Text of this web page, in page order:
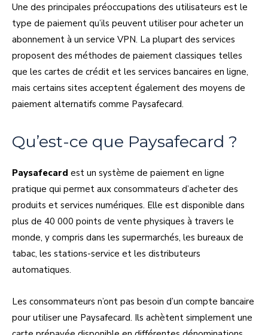
Une des principales préoccupations des utilisateurs est le
type de paiement qu’ils peuvent utiliser pour acheter un
abonnement à un service VPN. La plupart des services
proposent des méthodes de paiement classiques telles
que les cartes de crédit et les services bancaires en ligne,
mais certains sites acceptent également des moyens de
paiement alternatifs comme Paysafecard.
Qu’est-ce que Paysafecard ?
Paysafecard est un système de paiement en ligne
pratique qui permet aux consommateurs d’acheter des
produits et services numériques. Elle est disponible dans
plus de 40 000 points de vente physiques à travers le
monde, y compris dans les supermarchés, les bureaux de
tabac, les stations-service et les distributeurs
automatiques.
Les consommateurs n’ont pas besoin d’un compte bancaire
pour utiliser une Paysafecard. Ils achètent simplement une